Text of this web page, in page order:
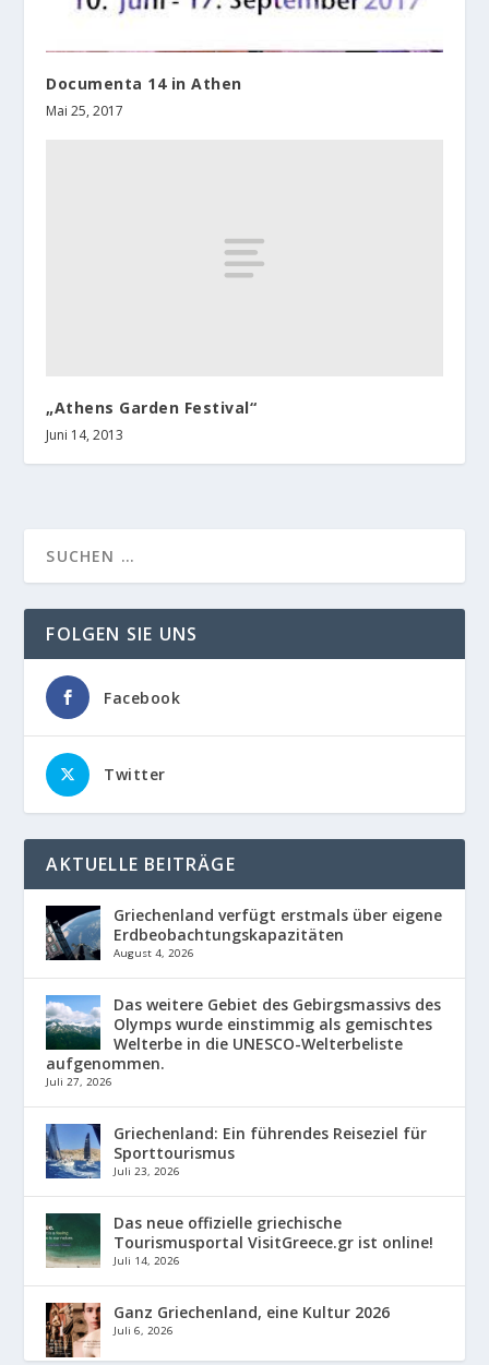
Documenta 14 in Athen
Mai 25, 2017
„Athens Garden Festival“
Juni 14, 2013
FOLGEN SIE UNS
Facebook
Twitter
AKTUELLE BEITRÄGE
Griechenland verfügt erstmals über eigene
Erdbeobachtungskapazitäten
August 4, 2026
Das weitere Gebiet des Gebirgsmassivs des
Olymps wurde einstimmig als gemischtes
Welterbe in die UNESCO-Welterbeliste
aufgenommen.
Juli 27, 2026
Griechenland: Ein führendes Reiseziel für
Sporttourismus
Juli 23, 2026
Das neue offizielle griechische
Tourismusportal VisitGreece.gr ist online!
Juli 14, 2026
Ganz Griechenland, eine Kultur 2026
Juli 6, 2026